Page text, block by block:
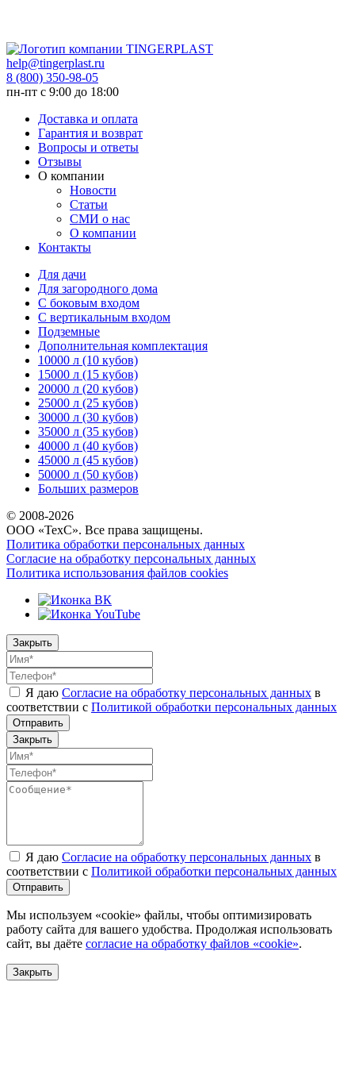
help@tingerplast.ru
8 (800) 350-98-05
пн-пт c 9:00 до 18:00
Доставка и оплата
Гарантия и возврат
Вопросы и ответы
Отзывы
О компании
Новости
Статьи
СМИ о нас
О компании
Контакты
Для дачи
Для загородного дома
С боковым входом
С вертикальным входом
Подземные
Дополнительная комплектация
10000 л (10 кубов)
15000 л (15 кубов)
20000 л (20 кубов)
25000 л (25 кубов)
30000 л (30 кубов)
35000 л (35 кубов)
40000 л (40 кубов)
45000 л (45 кубов)
50000 л (50 кубов)
Больших размеров
© 2008-2026
ООО «ТехС». Все права защищены.
Политика обработки персональных данных
Согласие на обработку персональных данных
Политика использования файлов cookies
Закрыть
Я даю Согласие на обработку персональных данных в
соответствии с Политикой обработки персональных данных
Отправить
Закрыть
Я даю Согласие на обработку персональных данных в
соответствии с Политикой обработки персональных данных
Отправить
Мы используем «cookie» файлы, чтобы оптимизировать
работу сайта для вашего удобства. Продолжая использовать
сайт, вы даёте согласие на обработку файлов «cookie».
Закрыть